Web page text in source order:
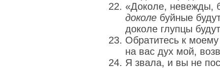
«Доколе, невежды,
доколе буйные
доколе глупцы
Обратитесь к
на вас дух мой,
Я звала, и вы не